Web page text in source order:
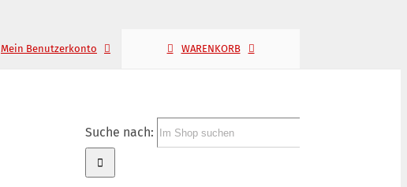
Mein Benutzerkonto WARENKORB
Suche nach: